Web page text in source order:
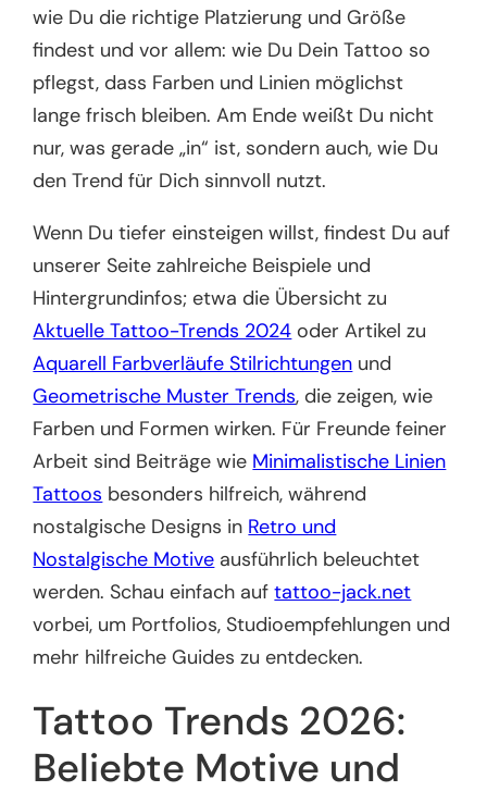
wie Du die richtige Platzierung und Größe
findest und vor allem: wie Du Dein Tattoo so
pflegst, dass Farben und Linien möglichst
lange frisch bleiben. Am Ende weißt Du nicht
nur, was gerade „in“ ist, sondern auch, wie Du
den Trend für Dich sinnvoll nutzt.
Wenn Du tiefer einsteigen willst, findest Du auf
unserer Seite zahlreiche Beispiele und
Hintergrundinfos; etwa die Übersicht zu
Aktuelle Tattoo-Trends 2024 oder Artikel zu
Aquarell Farbverläufe Stilrichtungen und
Geometrische Muster Trends, die zeigen, wie
Farben und Formen wirken. Für Freunde feiner
Arbeit sind Beiträge wie Minimalistische Linien
Tattoos besonders hilfreich, während
nostalgische Designs in Retro und
Nostalgische Motive ausführlich beleuchtet
werden. Schau einfach auftattoo-jack.net
vorbei, um Portfolios, Studioempfehlungen und
mehr hilfreiche Guides zu entdecken.
Tattoo Trends 2026:
Beliebte Motive und